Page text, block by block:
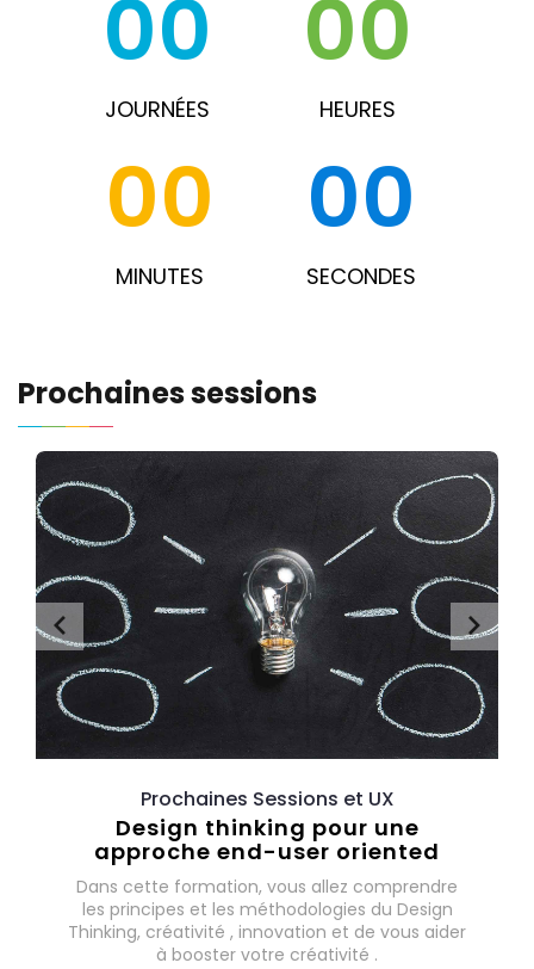
00
JOURNÉES
00
HEURES
00
MINUTES
00
SECONDES
Prochaines sessions
Prochaines Sessions et UX
Design thinking pour une
approche end-user oriented
Dans cette formation, vous allez comprendre
les principes et les méthodologies du Design
Thinking, créativité , innovation et de vous aider
à booster votre créativité .